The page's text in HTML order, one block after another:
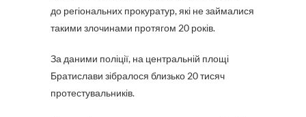
до регіональних прокуратур, які не займалися
такими злочинами протягом 20 років.
За даними поліції, на центральній площі
Братислави зібралося близько 20 тисяч
протестувальників.